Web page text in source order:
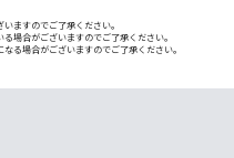
ますのでご了承ください。
場合がございますのでご了承ください。
る場合がございますのでご了承ください。